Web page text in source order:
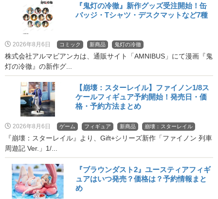
『鬼灯の冷徹』新作グッズ受注開始！缶
バッジ・Tシャツ・デスクマットなど7種
2026年8月6日 コミック 新商品 鬼灯の冷徹
株式会社アルマビアンカは、通販サイト「AMNIBUS」にて漫画『鬼
灯の冷徹』の新作グ...
【崩壊：スターレイル】ファイノン1/8ス
ケールフィギュア予約開始！発売日・価
格・予約方法まとめ
2026年8月6日 ゲーム フィギュア 新商品 崩壊：スターレイル
『崩壊：スターレイル』より、Gift+シリーズ新作「ファイノン 列車
周遊記 Ver.」1/...
『ブラウンダスト2』ユースティアフィギ
ュアはいつ発売？価格は？予約情報まと
め